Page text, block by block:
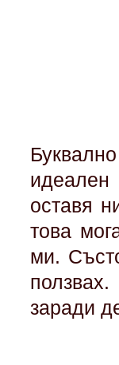
оставя
това
ми.
заради